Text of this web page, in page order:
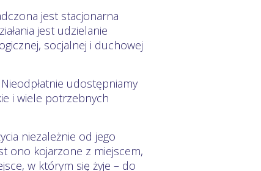
jest stacjonarna
jest udzielanie
socjalnej i duchowej
udostępniamy
i wiele potrzebnych
niezależnie od jego
ono kojarzone z miejscem,
w którym się żyje – do